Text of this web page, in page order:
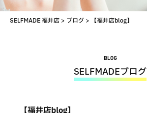
SELFMADE 福井店 > ブログ > 【福井店blog】
BLOG
SELFMADEブログ
【福井店blog】